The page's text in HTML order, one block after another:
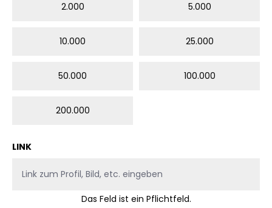
2.000 5.000
10.000 25.000
50.000 100.000
200.000
LINK
Das Feld ist ein Pflichtfeld.